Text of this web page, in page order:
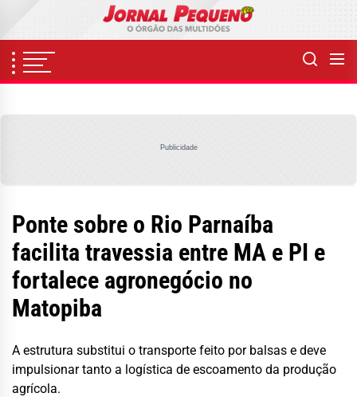
content
Publicidade
Ponte sobre o Rio Parnaíba
facilita travessia entre MA e PI e
fortalece agronegócio no
Matopiba
A estrutura substitui o transporte feito por balsas e deve
impulsionar tanto a logística de escoamento da produção
agrícola.